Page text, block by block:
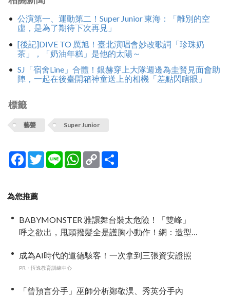
公演第一、運動第二！Super Junior 東海：「離別的空
虛，是為了期待下次再見」
[後記]DIVE TO 厲旭！臺北演唱會妙改歌詞「珍珠奶
茶」，「奶油年糕」是他的太陽～
SJ「宿舍Line」合體！銀赫穿上大隊週邊為圭賢見面會助
陣，一起在後臺開箱神童送上的相機「差點閃瞎眼」
標籤
藝聲 Super Junior
Facebook
TwitterLine WhatsApp
Copy
Link
為您推薦
BABYMONSTER 雅譞舞台裝太危險！「雙峰」
呼之欲出，甩頭撥髮全是護胸小動作！網：造型
成為AI時代的道德駭客！一次拿到三張資安證照
PR・恆逸教育訓練中心
「曾預言分手」巫師分析鄭敬淏、秀英分手內